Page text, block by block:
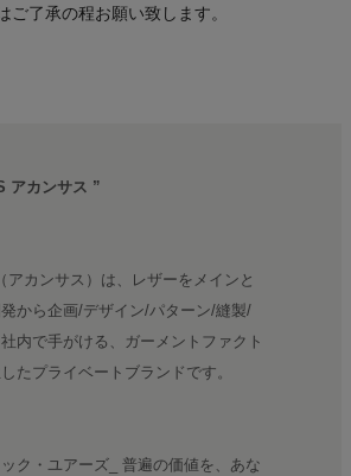
ご了承の程お願い致します。
アカンサス ”
アカンサス）は、レザーをメインと
から企画/デザイン/パターン/縫製/
内で手がける、ガーメントファクト
たプライベートブランドです。
ク・ユアーズ_ 普遍の価値を、あな